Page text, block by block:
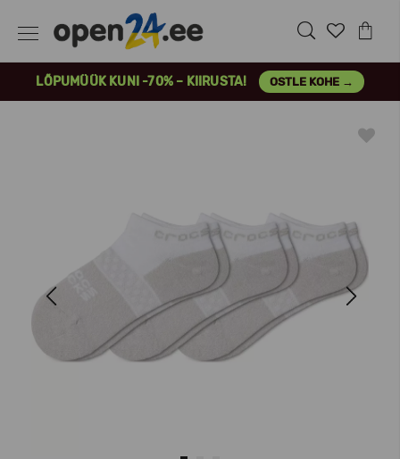
LÕPUMÜÜK KUNI -70% – KIIRUSTA! OSTLE KOHE →
Next